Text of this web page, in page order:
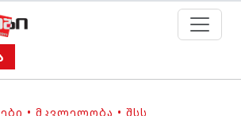
• ᲛᲙᲕᲚᲔᲚᲝᲑᲐ • ᲨᲡᲡ